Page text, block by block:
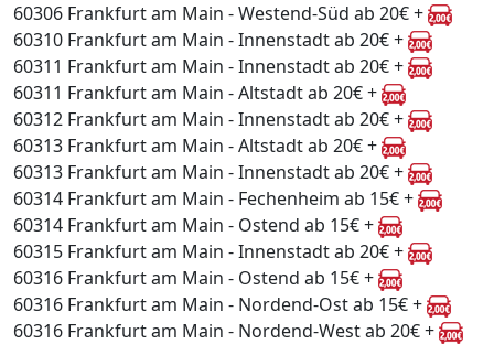
60306 Frankfurt am Main - Westend-Süd ab 20€ +
60310 Frankfurt am Main - Innenstadt ab 20€ +
60311 Frankfurt am Main - Innenstadt ab 20€ +
60311 Frankfurt am Main - Altstadt ab 20€ +
60312 Frankfurt am Main - Innenstadt ab 20€ +
60313 Frankfurt am Main - Altstadt ab 20€ +
60313 Frankfurt am Main - Innenstadt ab 20€ +
60314 Frankfurt am Main - Fechenheim ab 15€ +
60314 Frankfurt am Main - Ostend ab 15€ +
60315 Frankfurt am Main - Innenstadt ab 20€ +
60316 Frankfurt am Main - Ostend ab 15€ +
60316 Frankfurt am Main - Nordend-Ost ab 15€ +
60316 Frankfurt am Main - Nordend-West ab 20€ +